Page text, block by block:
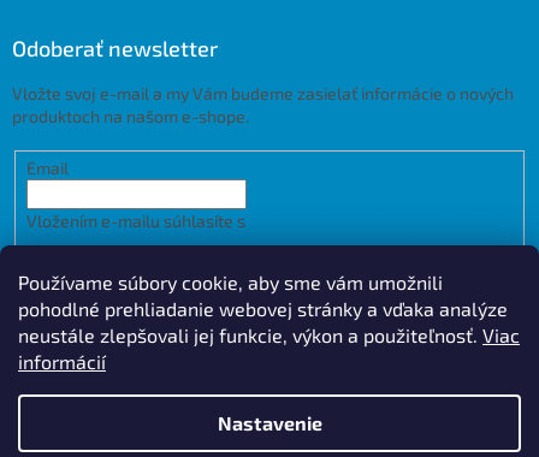
Používame súbory cookie, aby sme vám umožnili
pohodlné prehliadanie webovej stránky a vďaka analýze
neustále zlepšovali jej funkcie, výkon a použiteľnosť. Viac
informácií
Nastavenie
Odoberať newsletter
Vložte svoj e-mail a my Vám budeme zasielať informácie o nových
produktoch na našom e-shope.
Email
Vložením e-mailu súhlasíte s
údajov
PRIHLÁSIŤ SA